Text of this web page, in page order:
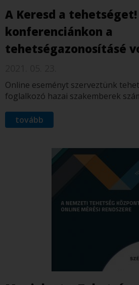
A Keresd a
konferenciánkon a
tehetségazonosításé
Online eseményt szerveztünk
foglalkozó hazai szakemberek
tovább